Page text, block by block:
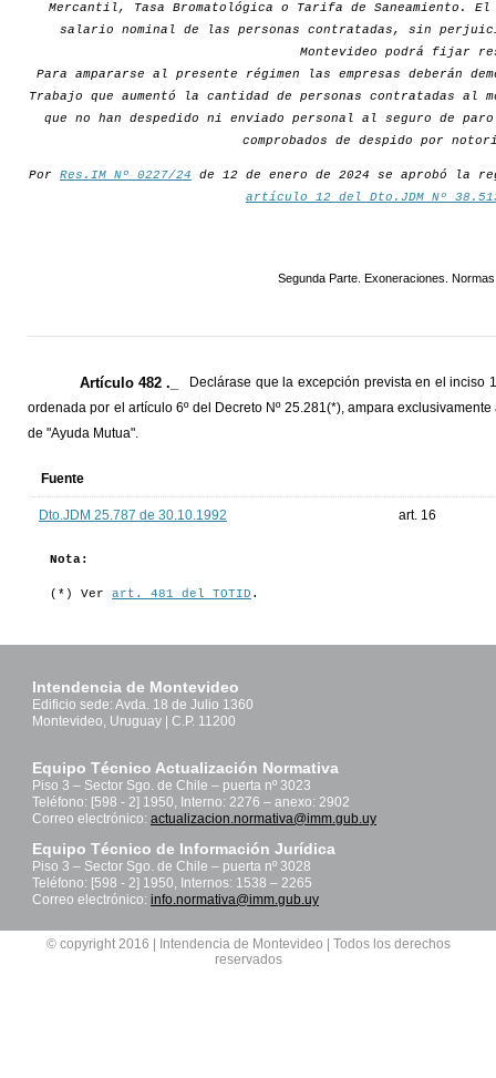
Mercantil, Tasa Bromatológica o Tarifa de Saneamiento.
salario nominal de las personas contratadas, sin
Montevideo podrá fijar
Para ampararse al presente régimen las empresas deberán
Trabajo que aumentó la cantidad de personas contratadas
que no han despedido ni enviado personal al seguro de
comprobados de despido por
Por Res.IM Nº 0227/24 de 12 de enero de 2024 se aprobó la
artículo 12 del Dto.JDM Nº
Segunda Parte. Exoneraciones.
Artículo 482 ._
Declárase que la excepción prevista en el inciso
ordenada por el artículo 6º del Decreto Nº 25.281(*), ampara
de "Ayuda Mutua".
Fuente
Dto.JDM 25.787 de 30.10.1992 art. 16
Nota:
(*) Ver art. 481 del TOTID .
Intendencia de Montevideo
Edificio sede: Avda. 18 de Julio 1360
Montevideo, Uruguay | C.P. 11200
Equipo Técnico Actualización Normativa
Piso 3 – Sector Sgo. de Chile – puerta nº 3023
Teléfono: [598 - 2] 1950, Interno: 2276 – anexo: 2902
Correo electrónico: actualizacion.normativa@imm.gub.uy
Equipo Técnico de Información Jurídica
Piso 3 – Sector Sgo. de Chile – puerta nº 3028
Teléfono: [598 - 2] 1950, Internos: 1538 – 2265
Correo electrónico: info.normativa@imm.gub.uy
© copyright 2016 | Intendencia de Montevideo | Todos los derechos
reservados